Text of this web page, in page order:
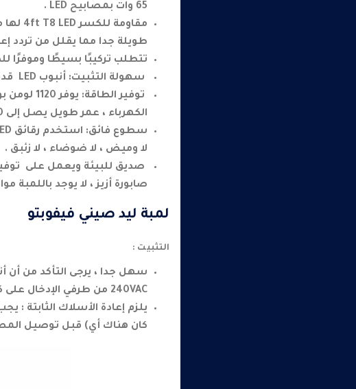
65 وات بمصابيح LED .
طويلة جدا مما يقلل من تردد
تتطلب تركيبًا بسيطًا وموفرًا
سهولة التثبيت: أنبوب LED قدم مثالي لاستبدال المصابيح الفلوريسية التقليدية
الكهرباء ، عمر طويل يصل إلى 50000+ ساعة مصنفة ، ويقلل من نفقات الاستبدال.
لا وميض ، لا ضوضاء ، لا زئبق .
صديق للبيئة ويعمل على
صابورة أزيز ، لا يوجد باللمبة مواد
لمبة ليد صيني فيفوبتو
التثبيت :
240VAC من طرفي الإدخال على كلا الجانبين دون استخدام كابح .
كان هناك أي) قبل توصيل